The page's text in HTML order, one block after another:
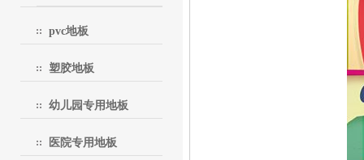
pvc地板
塑胶地板
幼儿园专用地板
医院专用地板